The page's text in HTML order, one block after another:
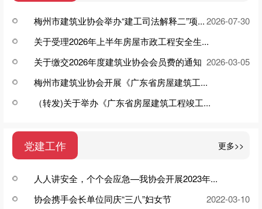
梅州市建筑业协会举办“建工司法解释二”项...2026-07-30
关于受理2026年上半年房屋市政工程安全生...
2026-04-07
关于缴交2026年度建筑业协会会员费的通知 2026-03-05
梅州市建筑业协会开展《广东省房屋建筑工...
2024-08-08
（转发)关于举办《广东省房屋建筑工程竣工...
党建工作 更多>>
人人讲安全，个个会应急—我协会开展2023年...
2023-06-15
协会携手会长单位同庆“三八”妇女节
2022-03-10